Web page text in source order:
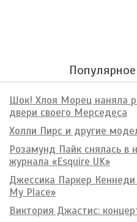
Шок! Хлоя Морец наняла
двери своего Мерседеса
Холли Пирс и другие
Розамунд Пайк снялась в
журнала «Esquire UK»
Джессика Паркер
My Place»
Виктория Джастис: